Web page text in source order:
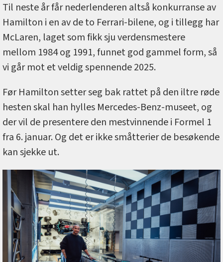
Til neste år får nederlenderen altså konkurranse av
Hamilton i en av de to Ferrari-bilene, og i tillegg har
McLaren, laget som fikk sju verdensmestere
mellom 1984 og 1991, funnet god gammel form, så
vi går mot et veldig spennende 2025.
Før Hamilton setter seg bak rattet på den iltre røde
hesten skal han hylles Mercedes-Benz-museet, og
der vil de presentere den mestvinnende i Formel 1
fra 6. januar. Og det er ikke småtterier de besøkende
kan sjekke ut.